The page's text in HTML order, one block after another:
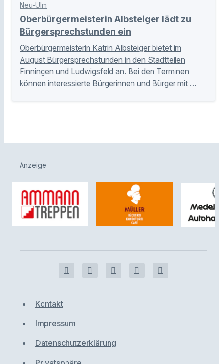
Neu-Ulm
Oberbürgermeisterin Albsteiger lädt zu
Bürgersprechstunden ein
Oberbürgermeisterin Katrin Albsteiger bietet im
August Bürgersprechstunden in den Stadtteilen
Finningen und Ludwigsfeld an. Bei den Terminen
können interessierte Bürgerinnen und Bürger mit …
Anzeige
Kontakt
Impressum
Datenschutzerklärung